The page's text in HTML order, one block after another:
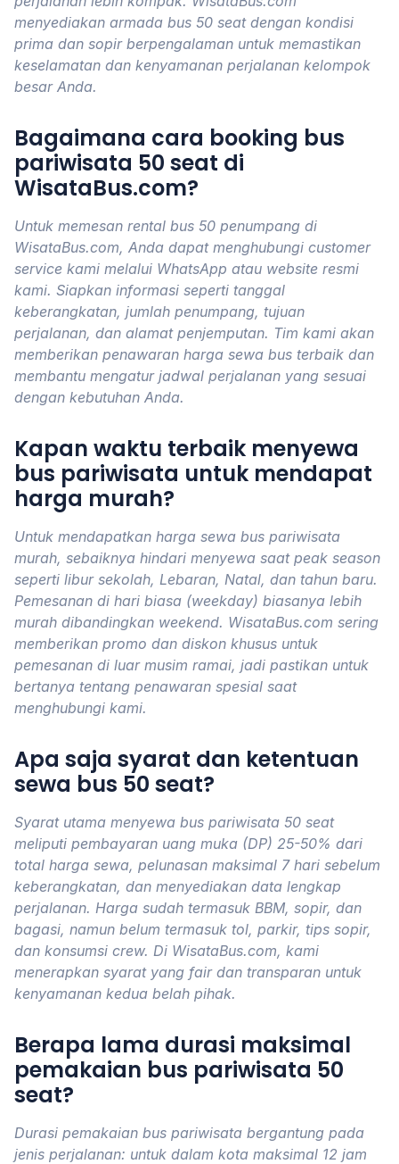
menyediakan armada bus 50 seat dengan kondisi
prima dan sopir berpengalaman untuk memastikan
keselamatan dan kenyamanan perjalanan kelompok
besar Anda.
Bagaimana cara booking bus
pariwisata 50 seat di
WisataBus.com?
Untuk memesan rental bus 50 penumpang di
WisataBus.com, Anda dapat menghubungi customer
service kami melalui WhatsApp atau website resmi
kami. Siapkan informasi seperti tanggal
keberangkatan, jumlah penumpang, tujuan
perjalanan, dan alamat penjemputan. Tim kami akan
memberikan penawaran harga sewa bus terbaik dan
membantu mengatur jadwal perjalanan yang sesuai
dengan kebutuhan Anda.
Kapan waktu terbaik menyewa
bus pariwisata untuk mendapat
harga murah?
Untuk mendapatkan harga sewa bus pariwisata
murah, sebaiknya hindari menyewa saat peak season
seperti libur sekolah, Lebaran, Natal, dan tahun baru.
Pemesanan di hari biasa (weekday) biasanya lebih
murah dibandingkan weekend. WisataBus.com sering
memberikan promo dan diskon khusus untuk
pemesanan di luar musim ramai, jadi pastikan untuk
bertanya tentang penawaran spesial saat
menghubungi kami.
Apa saja syarat dan ketentuan
sewa bus 50 seat?
Syarat utama menyewa bus pariwisata 50 seat
meliputi pembayaran uang muka (DP) 25-50% dari
total harga sewa, pelunasan maksimal 7 hari sebelum
keberangkatan, dan menyediakan data lengkap
perjalanan. Harga sudah termasuk BBM, sopir, dan
bagasi, namun belum termasuk tol, parkir, tips sopir,
dan konsumsi crew. Di WisataBus.com, kami
menerapkan syarat yang fair dan transparan untuk
kenyamanan kedua belah pihak.
Berapa lama durasi maksimal
pemakaian bus pariwisata 50
seat?
Durasi pemakaian bus pariwisata bergantung pada
jenis perjalanan: untuk dalam kota maksimal 12 jam